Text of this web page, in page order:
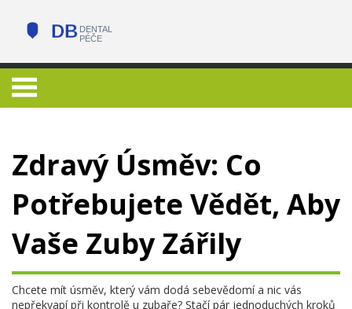
Zdravý Úsměv: Co
Potřebujete Vědět, Aby
Vaše Zuby Zářily
Chcete mít úsměv, který vám dodá sebevědomí a nic vás
nepřekvapí při kontrolě u zubaře? Stačí pár jednoduchých kroků